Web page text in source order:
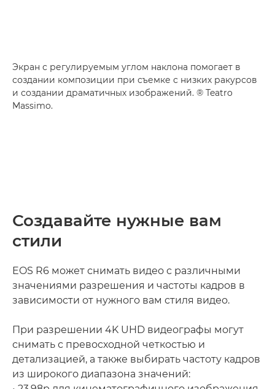
Экран с регулируемым углом наклона помогает в
создании композиции при съемке с низких ракурсов
и создании драматичных изображений. ® Teatro
Massimo.
Создавайте нужные вам
стили
EOS R6 может снимать видео с различными
значениями разрешения и частоты кадров в
зависимости от нужного вам стиля видео.
При разрешении 4K UHD видеографы могут
снимать с превосходной четкостью и
детализацией, а также выбирать частоту кадров
из широкого диапазона значений: